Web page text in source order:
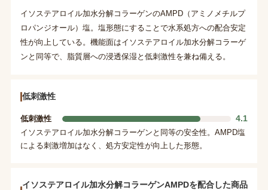
イソステアロイル加水分解コラーゲンのAMPD（アミノメチルプ
ロパンジオール）塩。塩形態にすることで水系処方への配合安定
性が向上している。機能面はイソステアロイル加水分解コラーゲ
ンと同等で、脂質層への浸透保湿と低刺激性を兼ね備える。
低刺激性
低刺激性 4.1
イソステアロイル加水分解コラーゲンと同等の安全性。AMPD塩
による刺激増加はなく、処方安定性が向上した形態。
イソステアロイル加水分解コラーゲンAMPDを配合した商品